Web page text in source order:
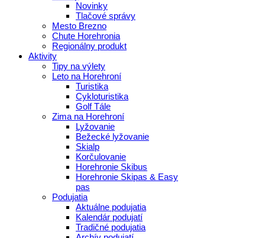
Novinky
Tlačové správy
Mesto Brezno
Chute Horehronia
Regionálny produkt
Aktivity
Tipy na výlety
Leto na Horehroní
Turistika
Cykloturistika
Golf Tále
Zima na Horehroní
Lyžovanie
Bežecké lyžovanie
Skialp
Korčulovanie
Horehronie Skibus
Horehronie Skipas & Easy
pas
Podujatia
Aktuálne podujatia
Kalendár podujatí
Tradičné podujatia